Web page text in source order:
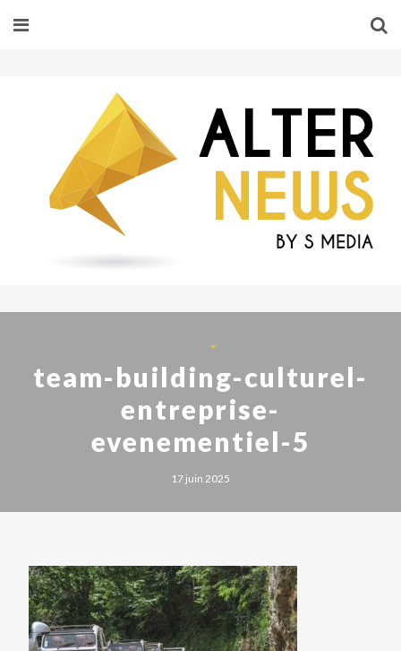
team-building-culturel-
entreprise-
evenementiel-5
17 juin 2025